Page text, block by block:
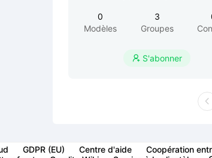
0
Modèles
3
Groupes
 S'abonner
GDPR (EU) Centre d'aide Coopération